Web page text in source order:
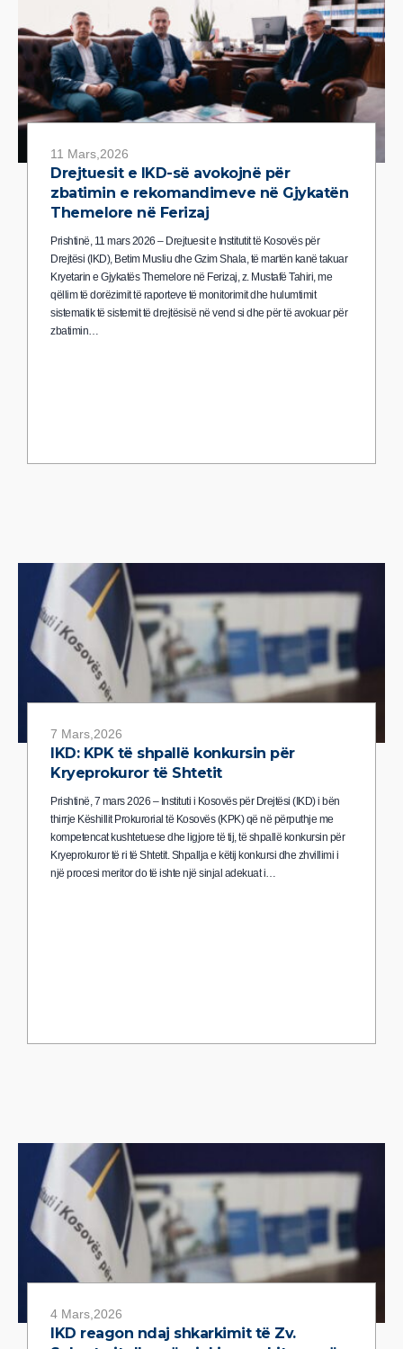
11 Mars,2026
Drejtuesit e IKD-së avokojnë për
zbatimin e rekomandimeve në Gjykatën
Themelore në Ferizaj
Prishtinë, 11 mars 2026 – Drejtuesit e Institutit të Kosovës për
Drejtësi (IKD), Betim Musliu dhe Gzim Shala, të martën kanë takuar
Kryetarin e Gjykatës Themelore në Ferizaj, z. Mustafë Tahiri, me
qëllim të dorëzimit të raporteve të monitorimit dhe hulumtimit
sistematik të sistemit të drejtësisë në vend si dhe për të avokuar për
zbatimin…
7 Mars,2026
IKD: KPK të shpallë konkursin për
Kryeprokuror të Shtetit
Prishtinë, 7 mars 2026 – Instituti i Kosovës për Drejtësi (IKD) i bën
thirrje Këshillit Prokurorial të Kosovës (KPK) që në përputhje me
kompetencat kushtetuese dhe ligjore të tij, të shpallë konkursin për
Kryeprokuror të ri të Shtetit. Shpallja e këtij konkursi dhe zhvillimi i
një procesi meritor do të ishte një sinjal adekuat i…
4 Mars,2026
IKD reagon ndaj shkarkimit të Zv.